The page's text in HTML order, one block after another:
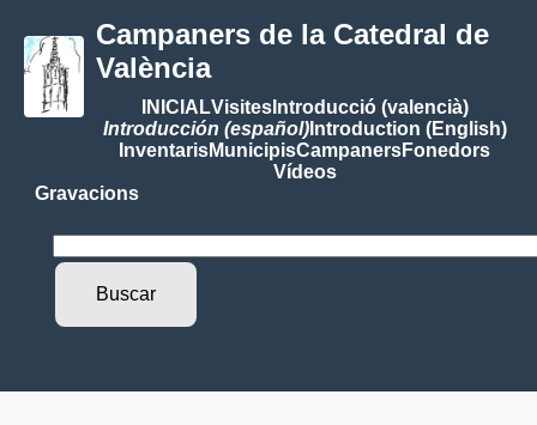
Campaners de la Catedral de
València
INICIALVisitesIntroducció (valencià)
Introducción (español)Introduction (English)
InventarisMunicipisCampanersFonedors
Vídeos
Gravacions